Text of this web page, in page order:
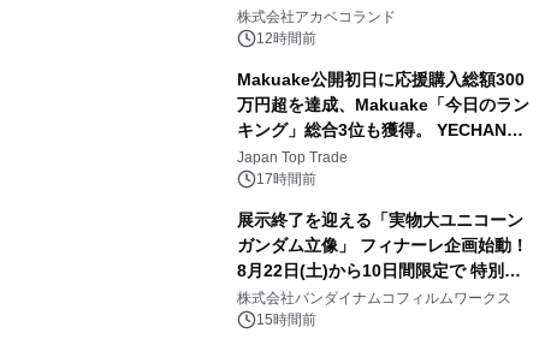
株式会社アカベコランド
12時間前
Makuake公開初日に応援購入総額300
万円超を達成、Makuake「今日のラン
キング」総合3位も獲得。 YECHAN音
浴シンギングボウル第2弾の大型サイ
ズ（XL・2XL・3XL）を先行販売中
Japan Top Trade
17時間前
展示終了を迎える「実物大ユニコーン
ガンダム立像」 フィナーレ企画始動！
8月22日(土)から10日間限定で 特別映
像『UNICORN GUNDAM Statue ―
BEYOND POSSIBILITY ―』を上映！
株式会社バンダイナムコフィルムワークス
15時間前